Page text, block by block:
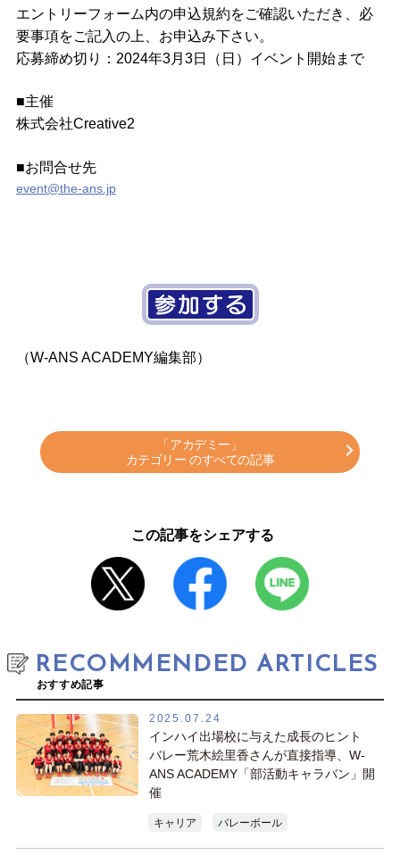
エントリーフォーム内の申込規約をご確認いただき、必
要事項をご記入の上、お申込み下さい。
応募締め切り：2024年3月3日（日）イベント開始まで
■主催
株式会社Creative2
■お問合せ先
event@the-ans.jp
（W-ANS ACADEMY編集部）
「アカデミー」
カテゴリー のすべての記事
この記事をシェアする
RECOMMENDED ARTICLES
おすすめ記事
2025.07.24
インハイ出場校に与えた成長のヒント
バレー荒木絵里香さんが直接指導、W-
ANS ACADEMY「部活動キャラバン」開
催
キャリア バレーボール